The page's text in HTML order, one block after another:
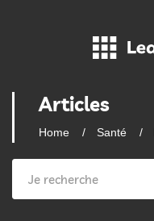
Articles
Home Santé